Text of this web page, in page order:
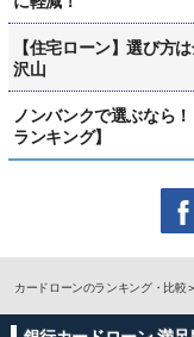
【住宅ローン】選び方
沢山
ノンバンクで選ぶなら
ランキング】
カードローンのランキング・比較